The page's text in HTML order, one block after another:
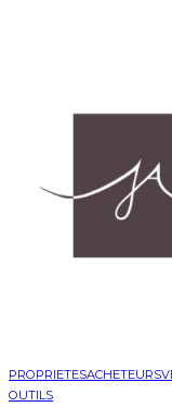
PROPRIETESACHETEURS
OUTILS